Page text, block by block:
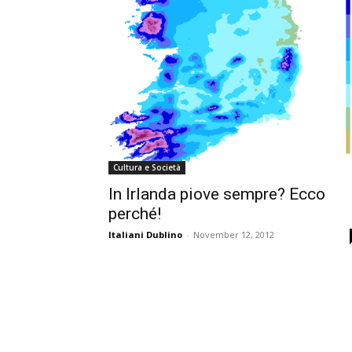
Cultura e Società
In Irlanda piove sempre? Ecco
perché!
Italiani Dublino - November 12, 2012